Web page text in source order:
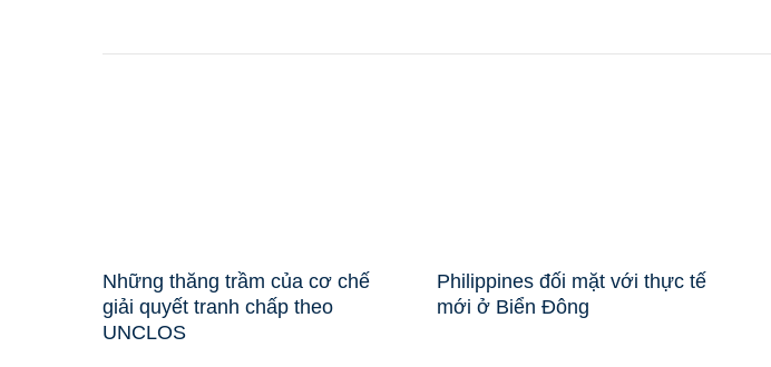
Những thăng trầm của cơ chế
giải quyết tranh chấp theo
UNCLOS
Philippines đối mặt với thực tế
mới ở Biển Đông